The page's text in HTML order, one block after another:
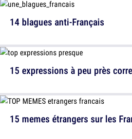
14 blagues anti-Français
15 memes étrangers sur les
15 expressions à peu près